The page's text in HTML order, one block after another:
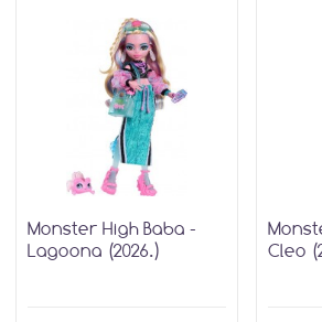
Monster High Baba -
Lagoona (2026.)
Cleo